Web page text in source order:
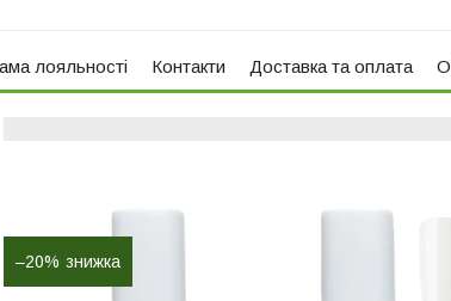
лояльності Контакти Доставка та оплата
–20%